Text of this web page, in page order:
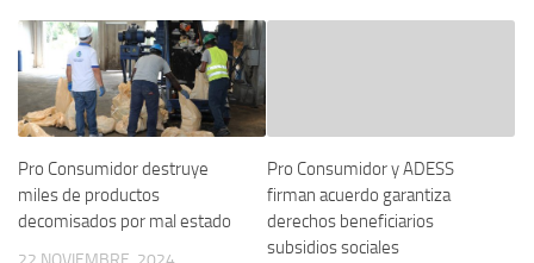
Pro Consumidor destruye
miles de productos
decomisados por mal estado
Pro Consumidor y ADESS
firman acuerdo garantiza
derechos beneficiarios
subsidios sociales